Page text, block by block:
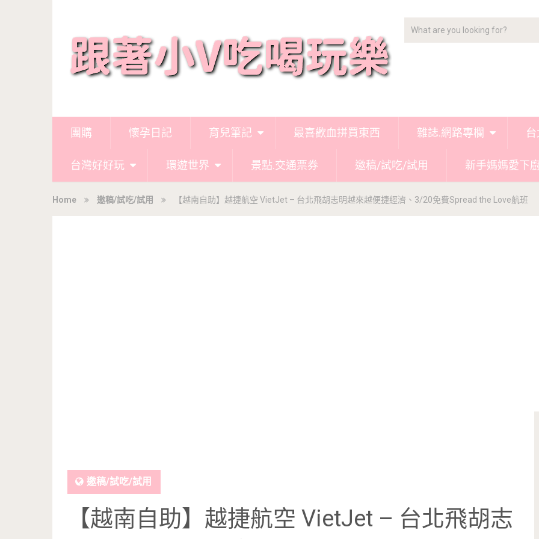
團購 懷孕日記 育兒筆記 最喜歡血拼買東西 雜誌.網路專欄
台灣好好玩 環遊世界 景點.交通票券 邀稿/試吃/試用 新手媽媽愛下
Home 邀稿/試吃/試用 【越南自助】越捷航空 VietJet – 台北飛胡志明越來越便捷經濟、3/20免費Spread the Love航班
邀稿/試吃/試用
【越南自助】越捷航空 VietJet – 台北飛胡志